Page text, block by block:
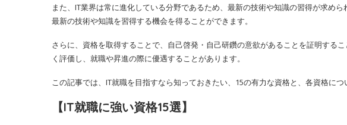
また、IT業界は常に進化している分野であるため、最新の技術や知識の習得が求めら
最新の技術や知識を習得する機会を得ることができます。
さらに、資格を取得することで、自己啓発・自己研鑽の意欲があることを証明する
く評価し、就職や昇進の際に優遇することがあります。
この記事では、IT就職を目指すなら知っておきたい、15の有力な資格と、各資格につ
【IT就職に強い資格15選】